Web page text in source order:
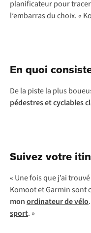
planificateur pour
l’embarras du choix. «
En quoi
De la piste la plus
pédestres et cyclables
Suivez votre
« Une fois que j’ai
Komoot et Garmin sont
monordinateur de vélo
sport. »